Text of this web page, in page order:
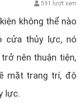
591 lượt xem
không thể nào
cửa thủy lực, nó
nên thuận tiện,
mặt trang trí, độ
lực.